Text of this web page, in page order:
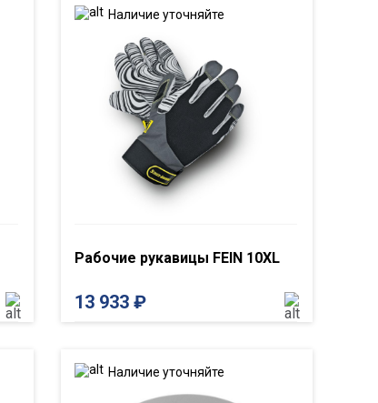
Наличие уточняйте
Рабочие рукавицы FEIN 10XL
13 933 ₽
Наличие уточняйте